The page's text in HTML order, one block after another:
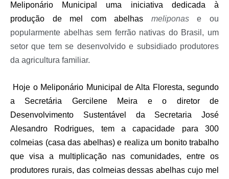
Meliponário Municipal uma iniciativa dedicada à
produção de mel com abelhas meliponase ou
popularmente abelhas sem ferrão nativas do Brasil, um
setor que tem se desenvolvido e subsidiado produtores
da agricultura familiar.
Hoje o Meliponário Municipal de Alta Floresta, segundo
a Secretária Gercilene Meira e o diretor de
Desenvolvimento Sustentável da Secretaria José
Alesandro Rodrigues, tem a capacidade para 300
colmeias (casa das abelhas) e realiza um bonito trabalho
que visa a multiplicação nas comunidades, entre os
produtores rurais, das colmeias dessas abelhas cujo mel